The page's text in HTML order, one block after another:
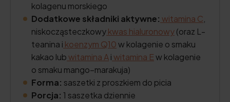
kolagenu morskiego
Dodatkowe składniki aktywne: witamina C
niskocząsteczkowykwas hialuronowy(oraz L-
teanina i koenzym Q10w kolagenie o smaku
kakao lubwitamina Aiwitamina Ew kolagenie
o smaku mango–marakuja)
Forma: saszetki z proszkiem do picia
Porcja: 1 saszetka dziennie